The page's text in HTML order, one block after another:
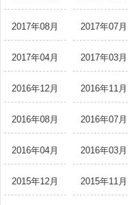
2017年08月 2017年07月
2017年04月 2017年03月
2016年12月 2016年11月
2016年08月 2016年07月
2016年04月 2016年03月
2015年12月 2015年11月